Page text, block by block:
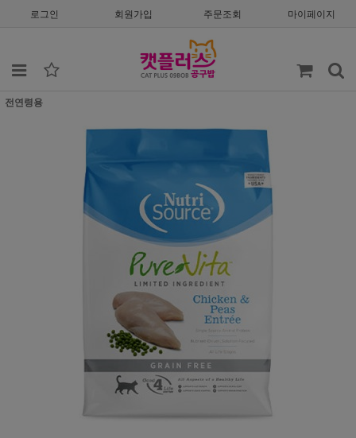
로그인 회원가입 주문조회 마이페이지
전연령용